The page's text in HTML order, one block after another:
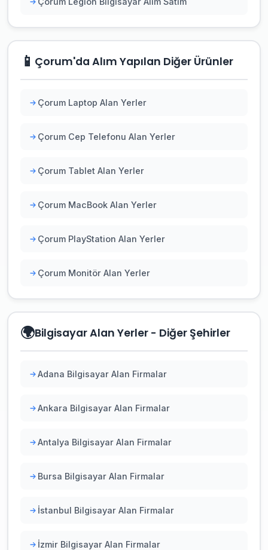
📱 Çorum'da Alım Yapılan Diğer Ürünler
Çorum Laptop Alan Yerler
Çorum Cep Telefonu Alan Yerler
Çorum Tablet Alan Yerler
Çorum MacBook Alan Yerler
Çorum PlayStation Alan Yerler
Çorum Monitör Alan Yerler
🌍Bilgisayar Alan Yerler - Diğer Şehirler
Adana Bilgisayar Alan Firmalar
Ankara Bilgisayar Alan Firmalar
Antalya Bilgisayar Alan Firmalar
Bursa Bilgisayar Alan Firmalar
İstanbul Bilgisayar Alan Firmalar
İzmir Bilgisayar Alan Firmalar